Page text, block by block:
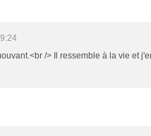
/> Il ressemble à la vie et